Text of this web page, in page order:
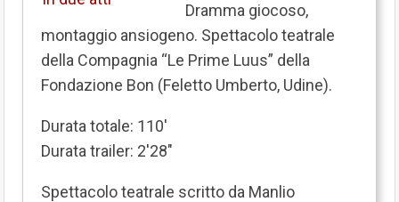
Dramma giocoso,
montaggio ansiogeno. Spettacolo teatrale
della Compagnia “Le Prime Luus” della
Fondazione Bon (Feletto Umberto, Udine).
Durata totale: 110'
Durata trailer: 2'28"
Spettacolo teatrale scritto da Manlio